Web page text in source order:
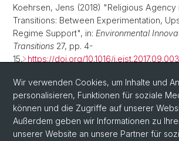
Koehrsen, Jens (2018) "Religious Agency
Transitions: Between Experimentation,
Regime Support", in: Environmental
Transitions 27, pp. 4-
15, https://doi.org/10.1016/j.eist.2017.09.003
Wir verwenden Cookies, um Inhalte und
personalisieren, Funktionen für soziale
können und die Zugriffe auf unserer
Außerdem geben wir Informationen zu
unserer Website an unsere Partner für